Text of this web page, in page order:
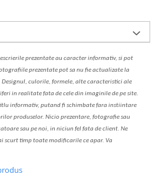
prezentate au caracter informativ, si pot
prezentate pot sa nu fie actualizate la
Designul, culorile, formele, alte caracteristici ale
in realitate fata de cele din imaginile de pe site.
informativ, putand fi schimbate fara instiintare
produselor. Nicio prezentare, fotografie sau
sau pe noi, in niciun fel fata de client. Ne
scurt timp toate modificarile ce apar. Va